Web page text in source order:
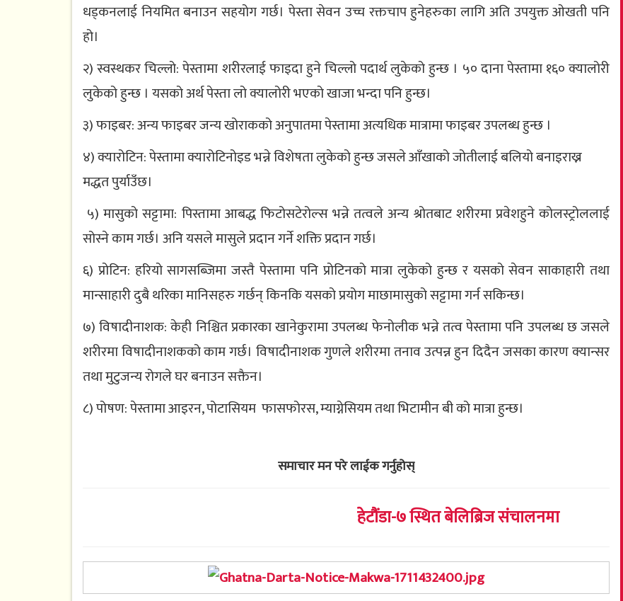
धड्कनलाई नियमित बनाउन सहयोग गर्छ। पेस्ता सेवन उच्च रक्तचाप हुनेहरुका लागि अति उपयुक्त ओखती पनि
हो।
२) स्वस्थकर चिल्लो: पेस्तामा शरीरलाई फाइदा हुने चिल्लो पदार्थ लुकेको हुन्छ । ५० दाना पेस्तामा १६० क्यालोरी
लुकेको हुन्छ । यसको अर्थ पेस्ता लो क्यालोरी भएको खाजा भन्दा पनि हुन्छ।
३) फाइबर: अन्य फाइबर जन्य खोराकको अनुपातमा पेस्तामा अत्यधिक मात्रामा फाइबर उपलब्ध हुन्छ ।
४) क्यारोटिन: पेस्तामा क्यारोटिनोइड भन्ने विशेषता लुकेको हुन्छ जसले आँखाको जोतीलाई बलियो बनाइराख्न
मद्धत पुर्याउँछ।
५) मासुको सट्टामा: पिस्तामा आबद्ध फिटोसटेरोल्स भन्ने तत्वले अन्य श्रोतबाट शरीरमा प्रवेशहुने कोलस्ट्रोललाई
सोस्ने काम गर्छ। अनि यसले मासुले प्रदान गर्ने शक्ति प्रदान गर्छ।
६) प्रोटिन: हरियो सागसब्जिमा जस्तै पेस्तामा पनि प्रोटिनको मात्रा लुकेको हुन्छ र यसको सेवन साकाहारी तथा
मान्साहारी दुबै थरिका मानिसहरु गर्छन् किनकि यसको प्रयोग माछामासुको सट्टामा गर्न सकिन्छ।
७) विषादीनाशक: केही निश्चित प्रकारका खानेकुरामा उपलब्ध फेनोलीक भन्ने तत्व पेस्तामा पनि उपलब्ध छ जसले
शरीरमा विषादीनाशकको काम गर्छ। विषादीनाशक गुणले शरीरमा तनाव उत्पन्न हुन दिदैन जसका कारण क्यान्सर
तथा मुटुजन्य रोगले घर बनाउन सक्तैन।
८) पोषण: पेस्तामा आइरन, पोटासियम फासफोरस, म्याग्नेसियम तथा भिटामीन बी को मात्रा हुन्छ।
समाचार मन परे लाईक गर्नुहोस्
हेटौंडा-७ स्थित बेलिब्रिज संचालनमा